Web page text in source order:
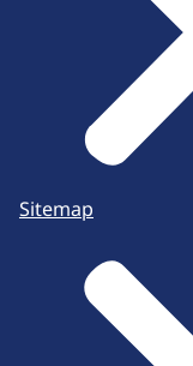
Sitemap